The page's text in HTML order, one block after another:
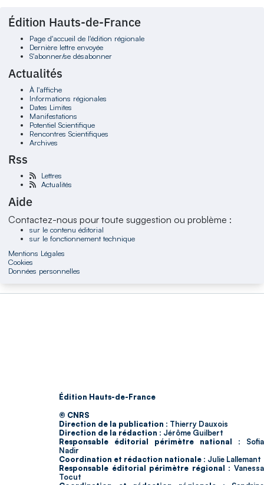
Édition Hauts-de-France
Page d'accueil de l'édition régionale
Dernière lettre envoyée
S'abonner/se désabonner
Actualités
À l'affiche
Informations régionales
Dates Limites
Manifestations
Potentiel Scientifique
Rencontres Scientifiques
Archives
Rss
Lettres
Actualités
Aide
Contactez-nous pour toute suggestion ou problème :
sur le contenu éditorial
sur le fonctionnement technique
Mentions Légales
Cookies
Données personnelles
Édition Hauts-de-France
© CNRS
Direction de la publication : Thierry Dauxois
Direction de la rédaction : Jérôme Guilbert
Responsable éditorial périmètre national : Sofia
Nadir
Coordination et rédaction nationale : Julie Lallemant
Responsable éditorial périmètre régional : Vanessa
Tocut